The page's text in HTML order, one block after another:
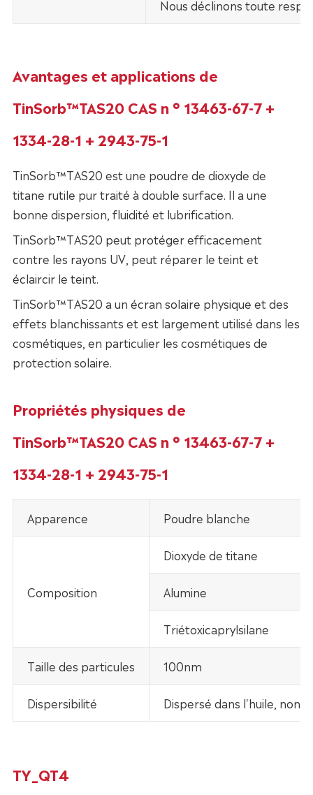
Nous déclinons toute
Avantages et applications de
TinSorb™TAS20 CAS n ° 13463-67-7 +
1334-28-1 + 2943-75-1
TinSorb™TAS20 est une poudre de dioxyde de
titane rutile pur traité à double surface. Il a une
bonne dispersion, fluidité et lubrification.
TinSorb™TAS20 peut protéger efficacement
contre les rayons UV, peut réparer le teint et
éclaircir le teint.
TinSorb™TAS20 a un écran solaire physique et des
effets blanchissants et est largement utilisé dans les
cosmétiques, en particulier les cosmétiques de
protection solaire.
Propriétés physiques de
TinSorb™TAS20 CAS n ° 13463-67-7 +
1334-28-1 + 2943-75-1
Apparence Poudre blanche
Composition
Dioxyde de titane
Alumine
Triétoxicaprylsilane
Taille des particules 100nm
Dispersibilité Dispersé dans l'huile, non
TY_QT4